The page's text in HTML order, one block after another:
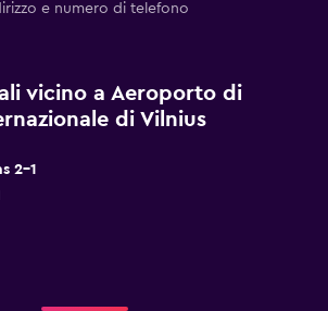
e numero di telefono
vicino a Aeroporto di
di Vilnius
2-1